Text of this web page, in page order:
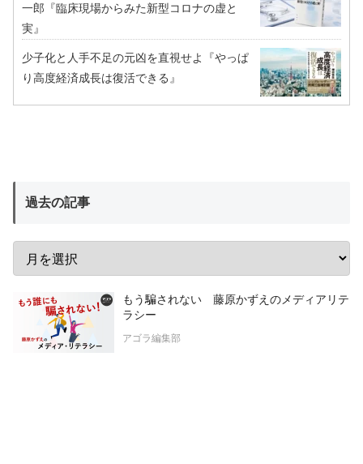
一郎『臨床現場からみた新型コロナの虚と
実』
少子化と人手不足の元凶を直視せよ『やっぱ
り高度経済成長は復活できる』
過去の記事
もう騙されない 藤原かずえのメディアリテ
ラシー
アゴラ編集部